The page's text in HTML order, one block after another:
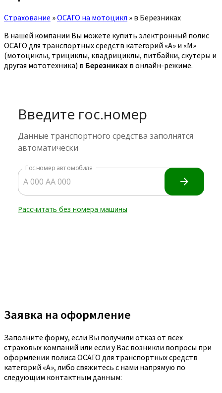
Страхование »ОСАГО на мотоцикл » в Березниках
В нашей компании Вы можете купить электронный полис
ОСАГО для транспортных средств категорий «A» и «M»
(мотоциклы, трициклы, квадрициклы, питбайки, скутеры и
другая мототехника) в Березниках в онлайн-режиме.
Заявка на оформление
Заполните форму, если Вы получили отказ от всех
страховых компаний или если у Вас возникли вопросы при
оформлении полиса ОСАГО для транспортных средств
категорий «A», либо свяжитесь с нами напрямую по
следующим контактным данным: